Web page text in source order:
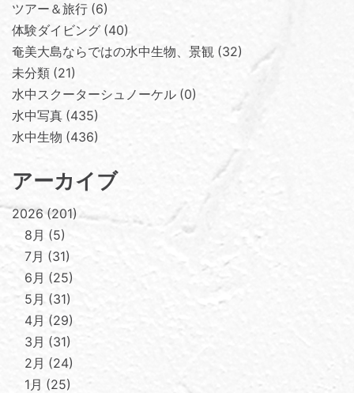
ツアー＆旅行 6
体験ダイビング 40
奄美大島ならではの水中生物、景観 32
未分類 21
水中スクーターシュノーケル 0
水中写真 435
水中生物 436
アーカイブ
2026 201
8月
5
7月
31
6月
25
5月
31
4月
29
3月
31
2月
24
1月
25